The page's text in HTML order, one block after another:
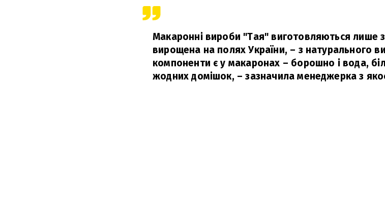
Макаронні вироби "Тая" виготовляються лише з
вирощена на полях України, – з натурального
компоненти є у макаронах – борошно і вода,
жодних домішок, – зазначила менеджерка з